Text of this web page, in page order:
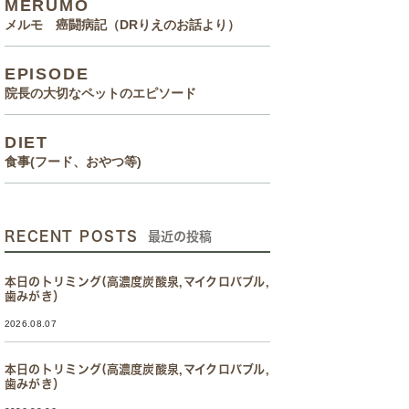
MERUMO
メルモ 癌闘病記（DRりえのお話より）
EPISODE
院長の大切なペットのエピソード
DIET
食事(フード、おやつ等)
RECENT POSTS 最近の投稿
本日のトリミング(高濃度炭酸泉,マイクロバブル,
歯みがき）
2026.08.07
本日のトリミング(高濃度炭酸泉,マイクロバブル,
歯みがき）